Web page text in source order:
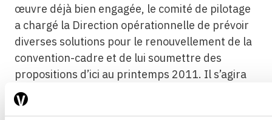
œuvre déjà bien engagée, le comité de pilotage
a chargé la Direction opérationnelle de prévoir
diverses solutions pour le renouvellement de la
convention-cadre et de lui soumettre des
propositions d’ici au printemps 2011. Il s’agira
d’accélérer la réalisation de la
cyberadministration et d’envisager un